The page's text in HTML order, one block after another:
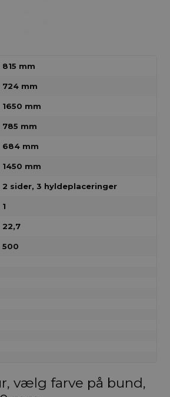
815 mm
724 mm
1650 mm
785 mm
684 mm
1450 mm
2 sider, 3 hyldeplaceringer
1
22,7
500
vælg farve på bund,